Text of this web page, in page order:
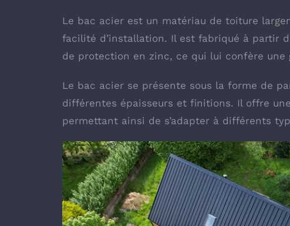
Le bac acier est un matériau de toiture
facilité d’installation. Il est fabriqué à partir
de protection en zinc, ce qui lui confère une
Le bac acier se présente sous la forme de
différentes épaisseurs et finitions. Il offre
permettant ainsi de s’adapter à différents